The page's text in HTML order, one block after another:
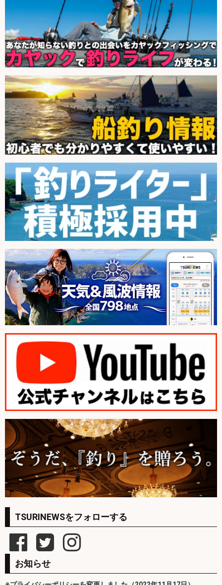
TSURINEWSをフォローする
お知らせ